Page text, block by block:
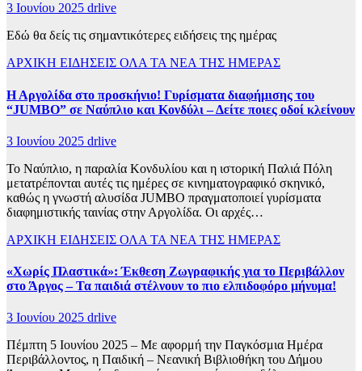
3 Ιουνίου 2025 drlive
Εδώ θα δείς τις σημαντικότερες ειδήσεις της ημέρας
ΑΡΧΙΚΗ ΕΙΔΗΣΕΙΣ ΟΛΑ ΤΑ ΝΕΑ ΤΗΣ ΗΜΕΡΑΣ
Η Αργολίδα στο προσκήνιο! Γυρίσματα διαφήμισης του
“JUMBO” σε Ναύπλιο και Κονδύλι – Δείτε ποιες οδοί κλείνουν
3 Ιουνίου 2025 drlive
Το Ναύπλιο, η παραλία Κονδυλίου και η ιστορική Παλιά Πόλη
μετατρέπονται αυτές τις ημέρες σε κινηματογραφικό σκηνικό,
καθώς η γνωστή αλυσίδα JUMBO πραγματοποιεί γυρίσματα
διαφημιστικής ταινίας στην Αργολίδα. Οι αρχές…
ΑΡΧΙΚΗ ΕΙΔΗΣΕΙΣ ΟΛΑ ΤΑ ΝΕΑ ΤΗΣ ΗΜΕΡΑΣ
«Χωρίς Πλαστικά»: Έκθεση Ζωγραφικής για το Περιβάλλον
στο Άργος – Τα παιδιά στέλνουν το πιο ελπιδοφόρο μήνυμα!
3 Ιουνίου 2025 drlive
Πέμπτη 5 Ιουνίου 2025 – Με αφορμή την Παγκόσμια Ημέρα
Περιβάλλοντος, η Παιδική – Νεανική Βιβλιοθήκη του Δήμου